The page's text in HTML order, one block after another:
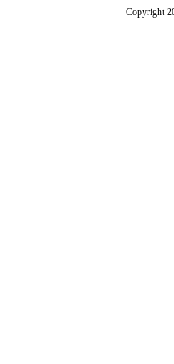
Copyright